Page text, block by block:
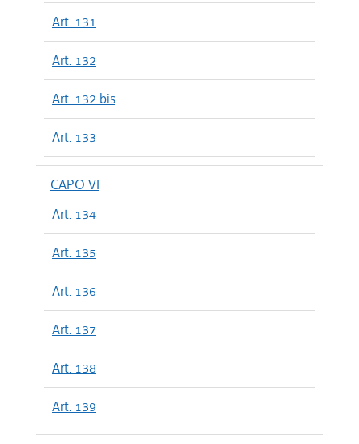
Art. 131
Art. 132
Art. 132 bis
Art. 133
CAPO VI
Art. 134
Art. 135
Art. 136
Art. 137
Art. 138
Art. 139